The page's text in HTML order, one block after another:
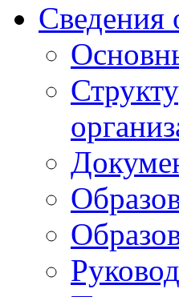
Сведения